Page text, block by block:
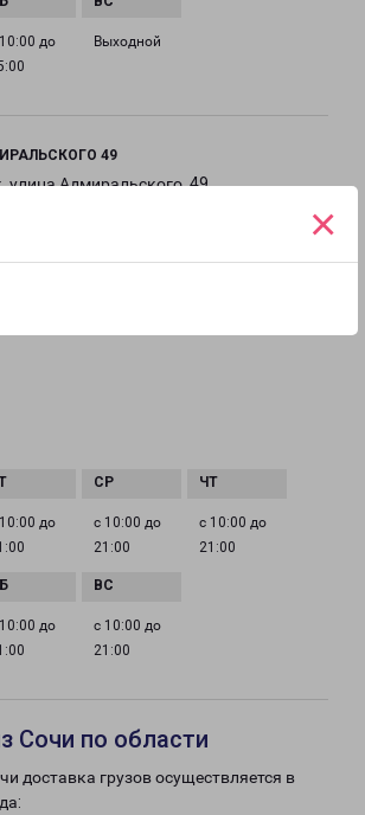
×
до
Выходной
49
улица Адмиральского, 49
до
с 10:00 до
21:00
с 10:00 до
21:00
до
с 10:00 до
21:00
Сочи по области
доставка грузов осуществляется в